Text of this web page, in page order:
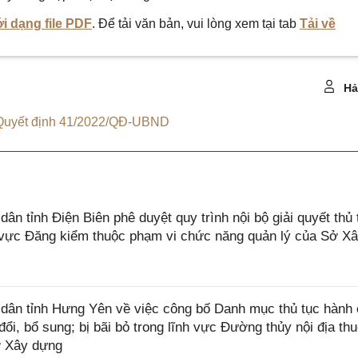
dạng file PDF. Để tải văn bản, vui lòng xem tại tab Tải về
định 41/2022/QĐ-UBND
tỉnh Điện Biên phê duyệt quy trình nội bộ giải quyết thủ
Đăng kiểm thuộc phạm vi chức năng quản lý của Sở
tỉnh Hưng Yên về việc công bố Danh mục thủ tục hành
bổ sung; bị bãi bỏ trong lĩnh vực Đường thủy nội địa
Xây dựng